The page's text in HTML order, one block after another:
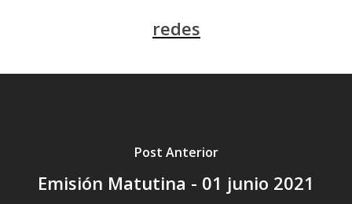
redes
Post Anterior
Emisión Matutina - 01 junio 2021